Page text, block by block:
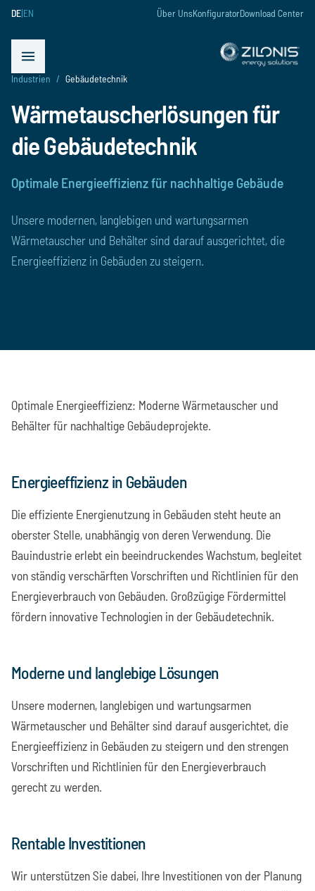
DE|EN Über UnsKonfiguratorDownload Center
Menü öffnen
Industrien / Gebäudetechnik
Wärmetauscherlösungen für
die Gebäudetechnik
Optimale Energieeffizienz für nachhaltige Gebäude
Unsere modernen, langlebigen und wartungsarmen
Wärmetauscher und Behälter sind darauf ausgerichtet, die
Energieeffizienz in Gebäuden zu steigern.
Optimale Energieeffizienz: Moderne Wärmetauscher und
Behälter für nachhaltige Gebäudeprojekte.
Energieeffizienz in Gebäuden
Die effiziente Energienutzung in Gebäuden steht heute an
oberster Stelle, unabhängig von deren Verwendung. Die
Bauindustrie erlebt ein beeindruckendes Wachstum, begleitet
von ständig verschärften Vorschriften und Richtlinien für den
Energieverbrauch von Gebäuden. Großzügige Fördermittel
fördern innovative Technologien in der Gebäudetechnik.
Moderne und langlebige Lösungen
Unsere modernen, langlebigen und wartungsarmen
Wärmetauscher und Behälter sind darauf ausgerichtet, die
Energieeffizienz in Gebäuden zu steigern und den strengen
Vorschriften und Richtlinien für den Energieverbrauch
gerecht zu werden.
Rentable Investitionen
Wir unterstützen Sie dabei, Ihre Investitionen von der Planung